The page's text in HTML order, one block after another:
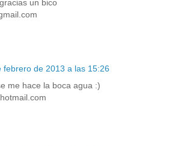
un bico
febrero de 2013 a las 15:26
me hace la boca agua :)